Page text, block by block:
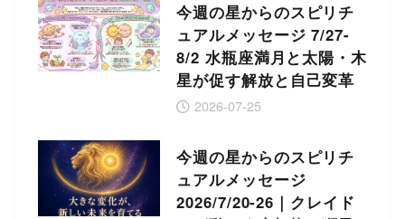
今週の星からのスピリチ
ュアルメッセージ 7/27-
8/2 水瓶座満月と太陽・木
星が促す解放と自己変革
2026-07-25
今週の星からのスピリチ
ュアルメッセージ
2026/7/20-26｜クレイド